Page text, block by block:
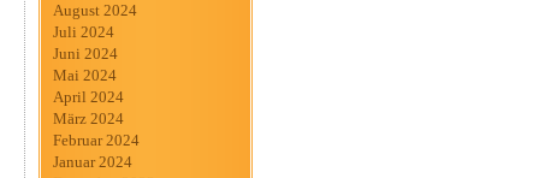
August 2024
Juli 2024
Juni 2024
Mai 2024
April 2024
März 2024
Februar 2024
Januar 2024